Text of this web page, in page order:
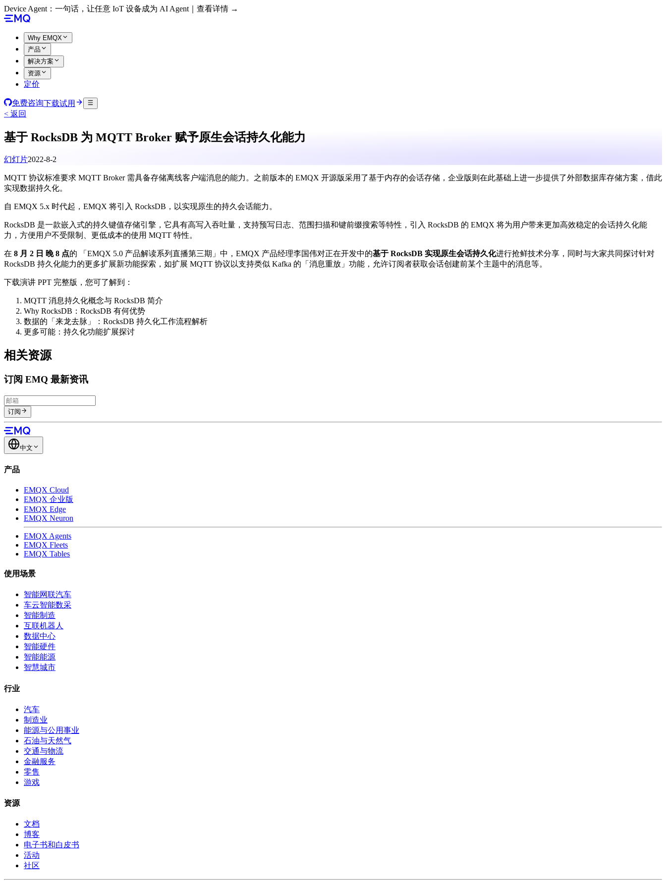
Device Agent：一句话，让任意 IoT 设备成为 AI Agent｜查看详情 →
Why EMQX
产品
解决方案
资源
定价
免费咨询下载试用
< 返回
基于 RocksDB 为 MQTT Broker 赋予原生会话持久化能力
幻灯片2022-8-2
MQTT 协议标准要求 MQTT Broker 需具备存储离线客户端消息的能力。之前版本的 EMQX 开源版采用了基于内存的会话存储，企业版则在此基础上进一步提供了外部数据库存储方案，借此
实现数据持久化。
自 EMQX 5.x 时代起，EMQX 将引入 RocksDB，以实现原生的持久会话能力。
RocksDB 是一款嵌入式的持久键值存储引擎，它具有高写入吞吐量，支持预写日志、范围扫描和键前缀搜索等特性，引入 RocksDB 的 EMQX 将为用户带来更加高效稳定的会话持久化能
力，方便用户不受限制、更低成本的使用 MQTT 特性。
在 8 月 2 日 晚 8 点的 「EMQX 5.0 产品解读系列直播第三期」中，EMQX 产品经理李国伟对正在开发中的基于 RocksDB 实现原生会话持久化进行抢鲜技术分享，同时与大家共同探讨针对
RocksDB 持久化能力的更多扩展新功能探索，如扩展 MQTT 协议以支持类似 Kafka 的「消息重放」功能，允许订阅者获取会话创建前某个主题中的消息等。
下载演讲 PPT 完整版，您可了解到：
MQTT 消息持久化概念与 RocksDB 简介
Why RocksDB：RocksDB 有何优势
数据的「来龙去脉」：RocksDB 持久化工作流程解析
更多可能：持久化功能扩展探讨
相关资源
订阅 EMQ 最新资讯
订阅
中文
产品
EMQX Cloud
EMQX 企业版
EMQX Edge
EMQX Neuron
EMQX Agents
EMQX Fleets
EMQX Tables
使用场景
智能网联汽车
车云智能数采
智能制造
互联机器人
数据中心
智能硬件
智能能源
智慧城市
行业
汽车
制造业
能源与公用事业
石油与天然气
交通与物流
金融服务
零售
游戏
资源
文档
博客
电子书和白皮书
活动
社区